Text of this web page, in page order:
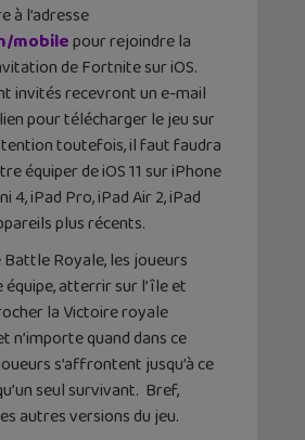
à l’adresse
mobilepour rejoindre la
de Fortnite sur iOS.
invités recevront un e-mail
pour télécharger le jeu sur
toutefois, il faut faudra
équiper de iOS 11 sur iPhone
4, iPad Pro, iPad Air 2, iPad
plus récents.
Royale, les joueurs
atterrir sur l’île et
la Victoire royale
n’importe quand dans ce
s’affrontent jusqu’à ce
seul survivant. Bref,
autres versions du jeu.